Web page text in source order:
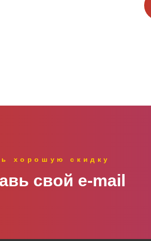
хорошую скидку
свой e‑mail